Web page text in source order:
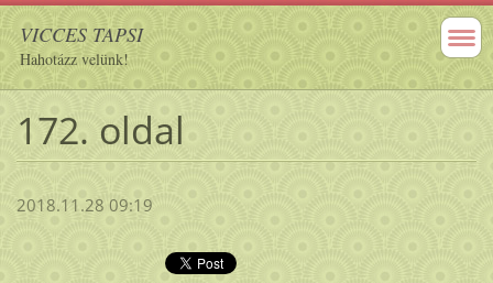
VICCES TAPSI
Hahotázz velünk!
172. oldal
2018.11.28 09:19